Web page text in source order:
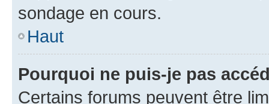
sondage en cours.
Haut
Pourquoi ne puis-je pas
Certains forums peuvent être